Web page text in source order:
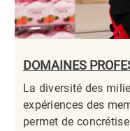
DOMAINES
La diversité des
expériences des
permet de